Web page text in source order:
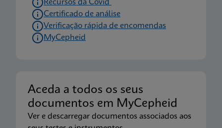
Folheto informativo
Xpert Xpress CoV-2/Flu/RSV plus IFU CE-IVD
Folheto informativo
Xpert Xpress CoV-2/Flu/RSV plus CE-IVD (English-
Recursos da Covid
Certificado de análise
Verificação rápida de encomendas
MyCepheid
Aceda a todos os seus
documentos em MyCepheid
Ver e descarregar documentos associados aos